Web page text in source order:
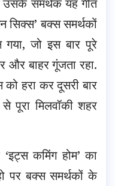
उसके समर्थक यह गीत
सिक्स’ बक्स समर्थकों
जो इस बार पूरे
और बाहर गूंजता रहा.
हरा कर दूसरी बार
पूरा मिलवॉकी शहर
कमिंग होम’ का
पर बक्स समर्थकों के